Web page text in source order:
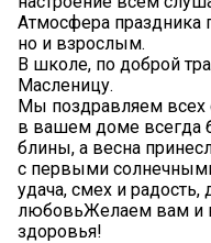
️Атмосфера праздника
но и взрослым.
️В школе, по доброй
Масленицу.
Мы поздравляем всех
в вашем доме
блины, а весна
с первыми
удача, смех и радость,
любовьЖелаем вам и
здоровья!